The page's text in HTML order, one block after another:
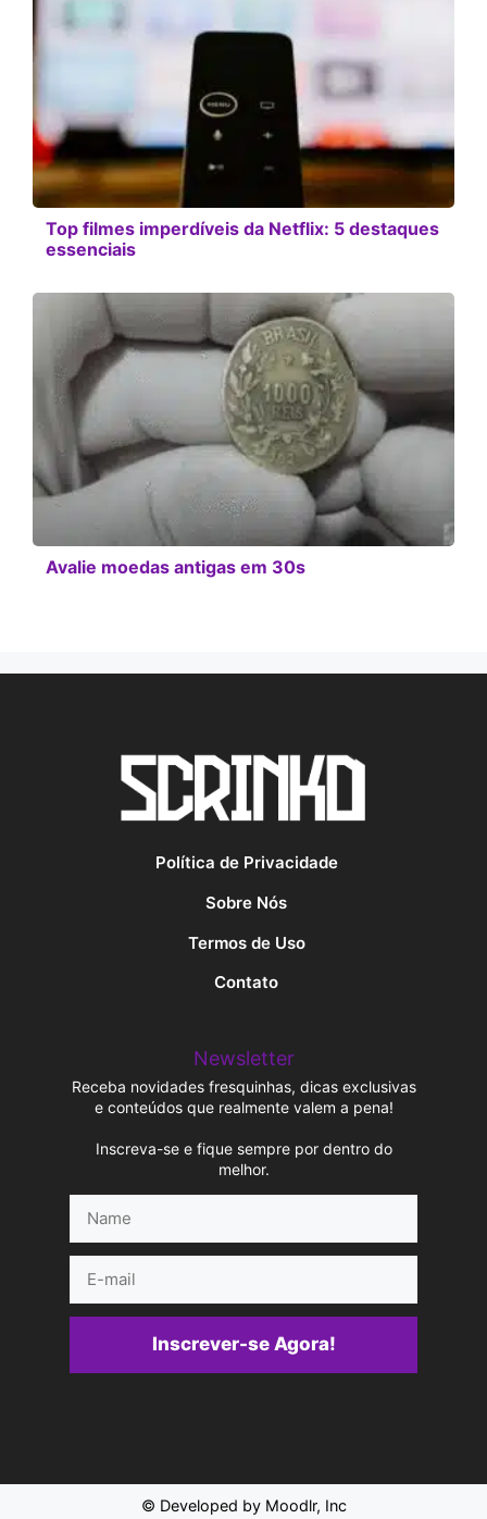
Top filmes imperdíveis da Netflix: 5 destaques
essenciais
Avalie moedas antigas em 30s
Política de Privacidade
Sobre Nós
Termos de Uso
Contato
Newsletter
Receba novidades fresquinhas, dicas exclusivas
e conteúdos que realmente valem a pena!
Inscreva-se e fique sempre por dentro do
melhor.
mail
Inscrever-se Agora!